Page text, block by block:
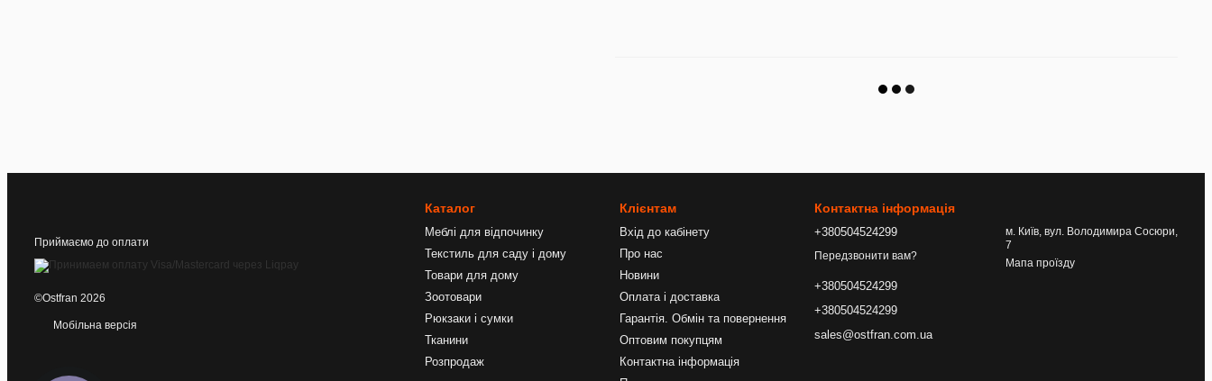
Приймаємо до оплати
©Ostfran 2026
Мобільна версія
Каталог
Меблі для відпочинку
Текстиль для саду і дому
Товари для дому
Зоотовари
Рюкзаки і сумки
Тканини
Розпродаж
Клієнтам
Вхід до кабінету
Про нас
Новини
Оплата і доставка
Гарантія. Обмін та повернення
Оптовим покупцям
Контактна інформація
Контактна інформація
+380504524299
Передзвонити вам?
+380504524299
+380504524299
sales@ostfran.com.ua
м. Київ, вул. Володимира Сосюри,
7
Мапа проїзду